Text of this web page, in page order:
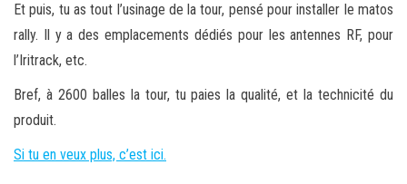
Et puis, tu as tout l’usinage de la tour, pensé pour installer le matos
rally. Il y a des emplacements dédiés pour les antennes RF, pour
l’Iritrack, etc.
Bref, à 2600 balles la tour, tu paies la qualité, et la technicité du
produit.
Si tu en veux plus, c’est ici.